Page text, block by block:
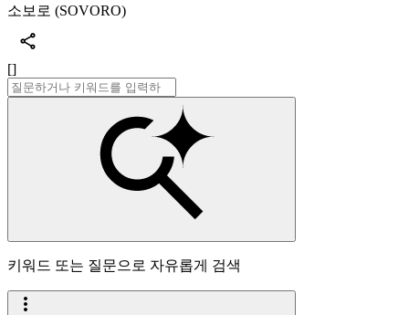
소보로 (SOVORO)
[]
키워드 또는 질문으로 자유롭게 검색